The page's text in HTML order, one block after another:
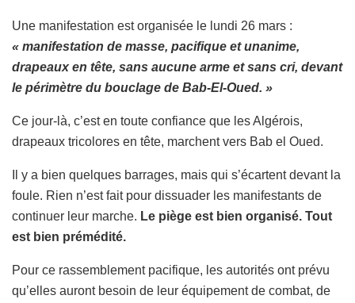
Une manifestation est organisée le lundi 26 mars :
« manifestation de masse, pacifique et unanime,
drapeaux en tête, sans aucune arme et sans cri, devant
le périmètre du bouclage de Bab-El-Oued. »
Ce jour-là, c’est en toute confiance que les Algérois,
drapeaux tricolores en tête, marchent vers Bab el Oued.
Il y a bien quelques barrages, mais qui s’écartent devant la
foule. Rien n’est fait pour dissuader les manifestants de
continuer leur marche. Le piège est bien organisé. Tout
est bien prémédité.
Pour ce rassemblement pacifique, les autorités ont prévu
qu’elles auront besoin de leur équipement de combat, de